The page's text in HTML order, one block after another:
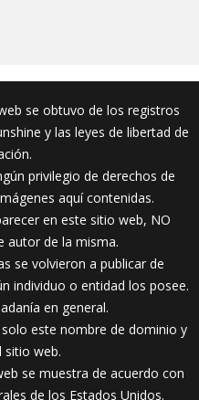
se obtuvo de los registros
y las leyes de libertad de
privilegio de derechos de
aquí contenidas.
en este sitio web, NO
autor de la misma.
se volvieron a publicar de
individuo o entidad los posee.
en general.
este nombre de dominio y
sitio web.
se muestra de acuerdo con
de los Estados Unidos.